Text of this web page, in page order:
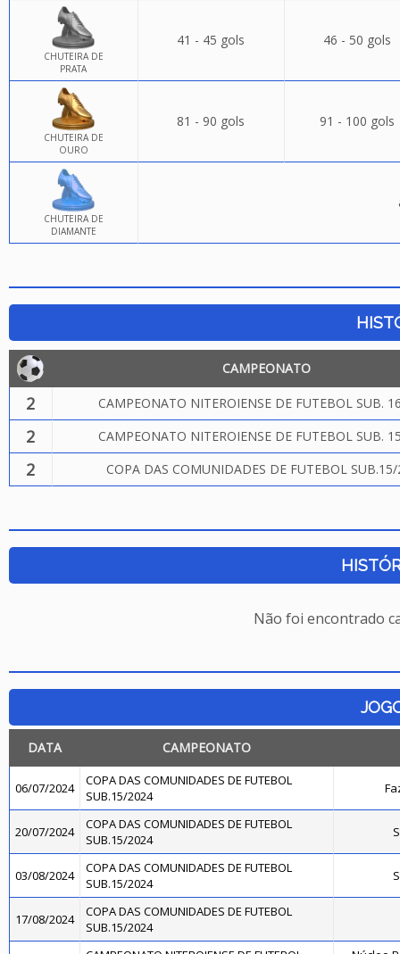
CHUTEIRA DE
PRATA
41 - 45 gols 46 - 50 gols
CHUTEIRA DE
OURO
81 - 90 gols 91 - 100 gols
CHUTEIRA DE
DIAMANTE
CAMPEONATO
2 CAMPEONATO NITEROIENSE DE FUTEBOL SUB.
2 CAMPEONATO NITEROIENSE DE FUTEBOL SUB.
2 COPA DAS COMUNIDADES DE FUTEBOL
Não foi encontrado
DATA CAMPEONATO
06/07/2024
COPA DAS COMUNIDADES DE FUTEBOL
SUB.15/2024
20/07/2024
COPA DAS COMUNIDADES DE FUTEBOL
SUB.15/2024
03/08/2024
COPA DAS COMUNIDADES DE FUTEBOL
SUB.15/2024
17/08/2024
COPA DAS COMUNIDADES DE FUTEBOL
SUB.15/2024